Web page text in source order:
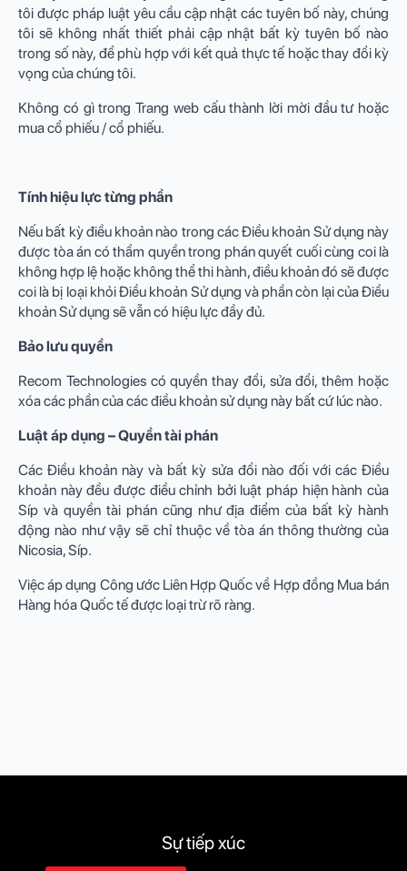
tôi được pháp luật yêu cầu cập nhật các tuyên bố này, chúng
tôi sẽ không nhất thiết phải cập nhật bất kỳ tuyên bố nào
trong số này, để phù hợp với kết quả thực tế hoặc thay đổi kỳ
vọng của chúng tôi.
Không có gì trong Trang web cấu thành lời mời đầu tư hoặc
mua cổ phiếu / cổ phiếu.
Tính hiệu lực từng phần
Nếu bất kỳ điều khoản nào trong các Điều khoản Sử dụng này
được tòa án có thẩm quyền trong phán quyết cuối cùng coi là
không hợp lệ hoặc không thể thi hành, điều khoản đó sẽ được
coi là bị loại khỏi Điều khoản Sử dụng và phần còn lại của Điều
khoản Sử dụng sẽ vẫn có hiệu lực đầy đủ.
Bảo lưu quyền
Recom Technologies có quyền thay đổi, sửa đổi, thêm hoặc
xóa các phần của các điều khoản sử dụng này bất cứ lúc nào.
Luật áp dụng – Quyền tài phán
Các Điều khoản này và bất kỳ sửa đổi nào đối với các Điều
khoản này đều được điều chỉnh bởi luật pháp hiện hành của
Síp và quyền tài phán cũng như địa điểm của bất kỳ hành
động nào như vậy sẽ chỉ thuộc về tòa án thông thường của
Nicosia, Síp.
Việc áp dụng Công ước Liên Hợp Quốc về Hợp đồng Mua bán
Hàng hóa Quốc tế được loại trừ rõ ràng.
Sự tiếp xúc